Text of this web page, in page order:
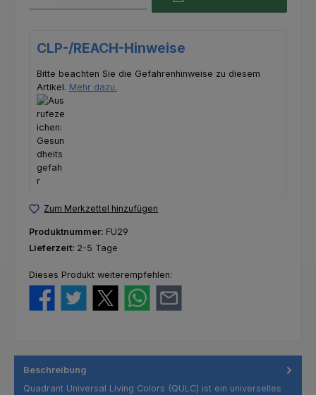
CLP-/REACH-Hinweise
Bitte beachten Sie die Gefahrenhinweise zu diesem
Artikel. Mehr dazu.
Zum Merkzettel hinzufügen
Produktnummer: FU29
Lieferzeit: 2-5 Tage
Dieses Produkt weiterempfehlen:
Beschreibung
Quadrant Universal Living Colors (QULC) ist ein universelles